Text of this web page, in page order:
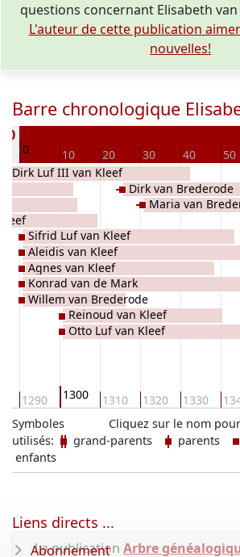
questions concernant Elisabeth van
L'auteur de cette publication
nouvelles!
Barre chronologique
0 10 20 30 40 50
1290 1300 1310 1320 1330
Dirk Luf III van Kleef
Sifrid Luf van Kleef
Aleidis van Kleef
Agnes van Kleef
Konrad van de Mark
Willem van Brederode
Reinoud van Kleef
Otto Luf van Kleef
Dirk van Brederode
Maria van
Cliquez sur le nom
Symboles
utilisés:
grand-parents parents
enfants
La publication Arbre
Liens directs ...
Abonnement